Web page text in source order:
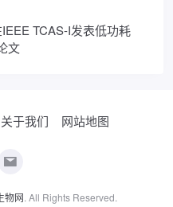
TCAS-I发表低功耗
文
关于我们 网站地图
物网. All Rights Reserved.